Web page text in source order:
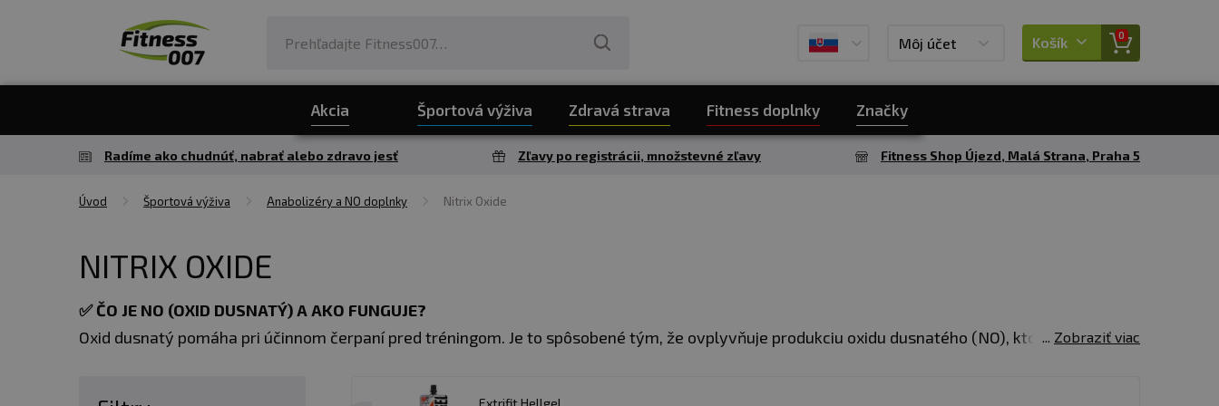
Môj účet Košík 0
Akcia Športová výživa Zdravá strava Fitness doplnky Značky
Radíme ako chudnúť, nabrať alebo zdravo jesť Zľavy po registrácii, množstevné zľavy Fitness Shop Újezd, Malá Strana, Praha 5
Úvod Športová výživa Anabolizéry a NO doplnky Nitrix Oxide
NITRIX OXIDE
✅ČO JE NO (OXID DUSNATÝ) A AKO FUNGUJE?
Oxid dusnatý pomáha pri účinnom čerpaní pred tréningom. Je to spôsobené tým, že ovplyvňuje produkciu oxidu dusnatého (NO), ktorý má vplyv
pomôcť dosiahnuť lepší výkon a vytrvalosť. Už dlho je obľúbený nielen medzi športovcami vo fitnescentrách, ale aj vo vytrvalostných a
Zobraziť viac
Extrifit Hellgel